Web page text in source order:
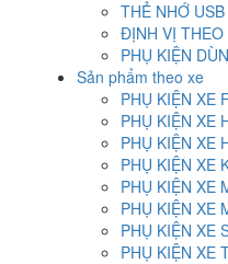
THẺ NHỚ
ĐỊNH VỊ THEO
PHỤ KIỆN
Sản phẩm theo xe
PHỤ KIỆN XE
PHỤ KIỆN XE
PHỤ KIỆN XE
PHỤ KIỆN XE
PHỤ KIỆN XE
PHỤ KIỆN XE
PHỤ KIỆN XE
PHỤ KIỆN XE